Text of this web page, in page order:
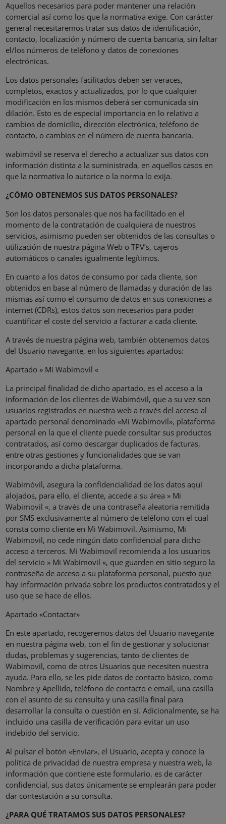
Aquellos necesarios para poder mantener una relación
comercial así como los que la normativa exige. Con carácter
general necesitaremos tratar sus datos de identificación,
contacto, localización y número de cuenta bancaria, sin faltar
el/los números de teléfono y datos de conexiones
electrónicas.
Los datos personales facilitados deben ser veraces,
completos, exactos y actualizados, por lo que cualquier
modificación en los mismos deberá ser comunicada sin
dilación. Esto es de especial importancia en lo relativo a
cambios de domicilio, dirección electrónica, teléfono de
contacto, o cambios en el número de cuenta bancaria.
wabimóvil se reserva el derecho a actualizar sus datos con
información distinta a la suministrada, en aquellos casos en
que la normativa lo autorice o la norma lo exija.
¿CÓMO OBTENEMOS SUS DATOS PERSONALES?
Son los datos personales que nos ha facilitado en el
momento de la contratación de cualquiera de nuestros
servicios, asimismo pueden ser obtenidos de las consultas o
utilización de nuestra página Web o TPV’s, cajeros
automáticos o canales igualmente legítimos.
En cuanto a los datos de consumo por cada cliente, son
obtenidos en base al número de llamadas y duración de las
mismas así como el consumo de datos en sus conexiones a
internet (CDRs), estos datos son necesarios para poder
cuantificar el coste del servicio a facturar a cada cliente.
A través de nuestra página web, también obtenemos datos
del Usuario navegante, en los siguientes apartados:
Apartado » Mi Wabimovil «
La principal finalidad de dicho apartado, es el acceso a la
información de los clientes de Wabimóvil, que a su vez son
usuarios registrados en nuestra web a través del acceso al
apartado personal denominado «Mi Wabimovil», plataforma
personal en la que el cliente puede consultar sus productos
contratados, así como descargar duplicados de facturas,
entre otras gestiones y funcionalidades que se van
incorporando a dicha plataforma.
Wabimóvil, asegura la confidencialidad de los datos aquí
alojados, para ello, el cliente, accede a su área » Mi
Wabimovil «, a través de una contraseña aleatoria remitida
por SMS exclusivamente al número de teléfono con el cual
consta como cliente en Mi Wabimovil. Asimismo, Mi
Wabimovil, no cede ningún dato confidencial para dicho
acceso a terceros. Mi Wabimovil recomienda a los usuarios
del servicio » Mi Wabimovil «, que guarden en sitio seguro la
contraseña de acceso a su plataforma personal, puesto que
hay información privada sobre los productos contratados y el
uso que se hace de ellos.
Apartado «Contactar»
En este apartado, recogeremos datos del Usuario navegante
en nuestra página web, con el fin de gestionar y solucionar
dudas, problemas y sugerencias, tanto de clientes de
Wabimovil, como de otros Usuarios que necesiten nuestra
ayuda. Para ello, se les pide datos de contacto básico, como
Nombre y Apellido, teléfono de contacto e email, una casilla
con el asunto de su consulta y una casilla final para
desarrollar la consulta o cuestión en sí. Adicionalmente, se ha
incluido una casilla de verificación para evitar un uso
indebido del servicio.
Al pulsar el botón «Enviar», el Usuario, acepta y conoce la
política de privacidad de nuestra empresa y nuestra web, la
información que contiene este formulario, es de carácter
confidencial, sus datos únicamente se emplearán para poder
dar contestación a su consulta.
¿PARA QUÉ TRATAMOS SUS DATOS PERSONALES?